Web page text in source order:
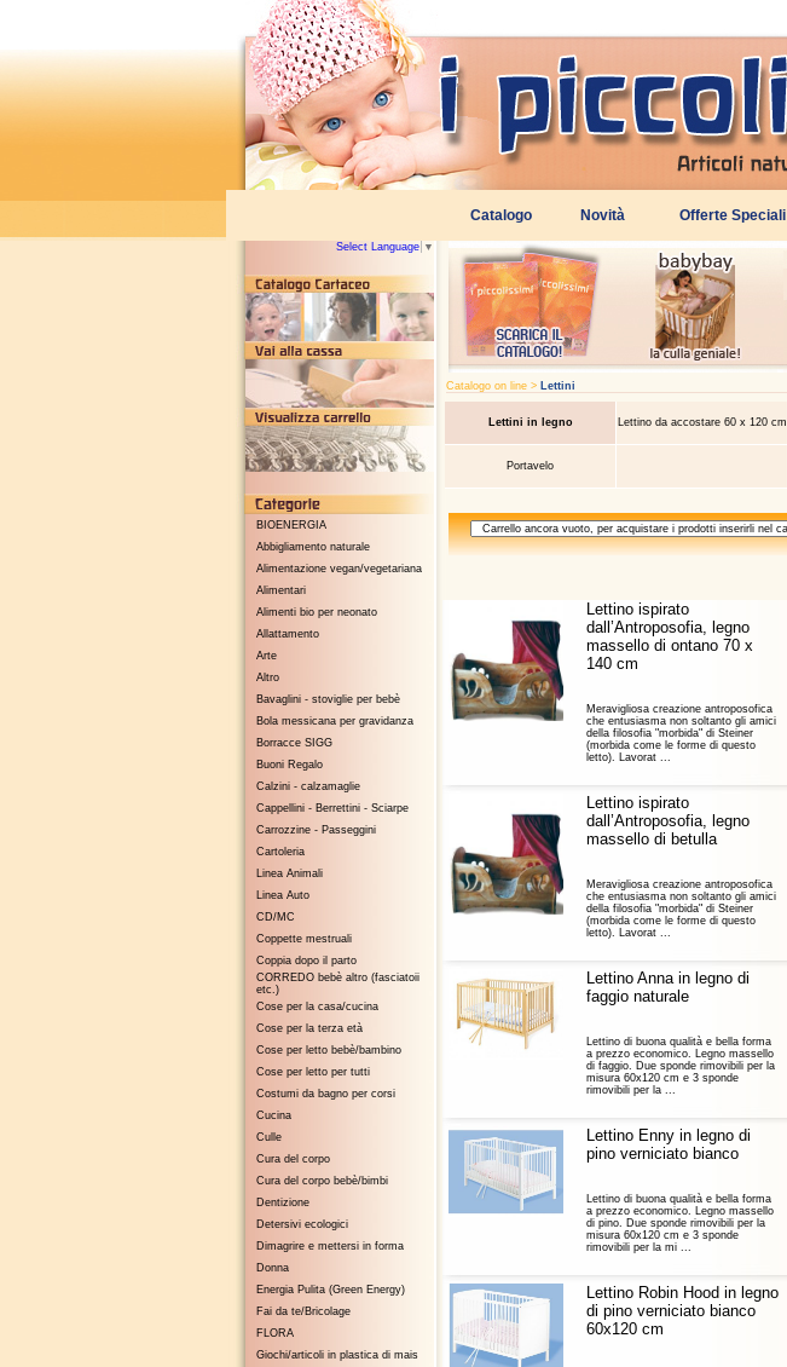
Select Language ▼
BIOENERGIA
Abbigliamento naturale
Alimentazione vegan/vegetariana
Alimentari
Alimenti bio per neonato
Allattamento
Arte
Altro
Bavaglini - stoviglie per bebè
Bola messicana per gravidanza
Borracce SIGG
Buoni Regalo
Calzini - calzamaglie
Cappellini - Berrettini - Sciarpe
Carrozzine - Passeggini
Cartoleria
Linea Animali
Linea Auto
CD/MC
Coppette mestruali
Coppia dopo il parto
CORREDO bebè altro (fasciatoii
etc.)
Cose per la casa/cucina
Cose per la terza età
Cose per letto bebè/bambino
Cose per letto per tutti
Costumi da bagno per corsi
Cucina
Culle
Cura del corpo
Cura del corpo bebè/bimbi
Dentizione
Detersivi ecologici
Dimagrire e mettersi in forma
Donna
Energia Pulita (Green Energy)
Fai da te/Bricolage
FLORA
Giochi/articoli in plastica di mais
Catalogo on line > Lettini
Lettini in legno Lettino da accostare 60 x 120 cm
Portavelo
Lettino ispirato
dall’Antroposofia, legno
massello di ontano 70 x
140 cm
Meravigliosa creazione antroposofica
che entusiasma non soltanto gli amici
della filosofia "morbida" di Steiner
(morbida come le forme di questo
letto). Lavorat ...
Lettino ispirato
dall’Antroposofia, legno
massello di betulla
Meravigliosa creazione antroposofica
che entusiasma non soltanto gli amici
della filosofia "morbida" di Steiner
(morbida come le forme di questo
letto). Lavorat ...
Lettino Anna in legno di
faggio naturale
Lettino di buona qualità e bella forma
a prezzo economico. Legno massello
di faggio. Due sponde rimovibili per la
misura 60x120 cm e 3 sponde
rimovibili per la ...
Lettino Enny in legno di
pino verniciato bianco
Lettino di buona qualità e bella forma
a prezzo economico. Legno massello
di pino. Due sponde rimovibili per la
misura 60x120 cm e 3 sponde
rimovibili per la mi ...
Lettino Robin Hood in legno
di pino verniciato bianco
60x120 cm